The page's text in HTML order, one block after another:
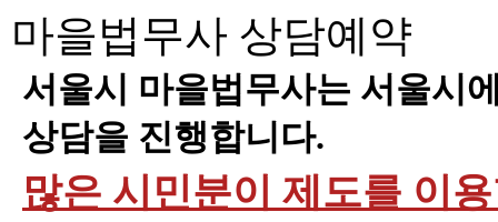
마을법무사 상담예약
서울시 마을법무사는 서울시
상담을 진행합니다.
많은 시민분이 제도를 이